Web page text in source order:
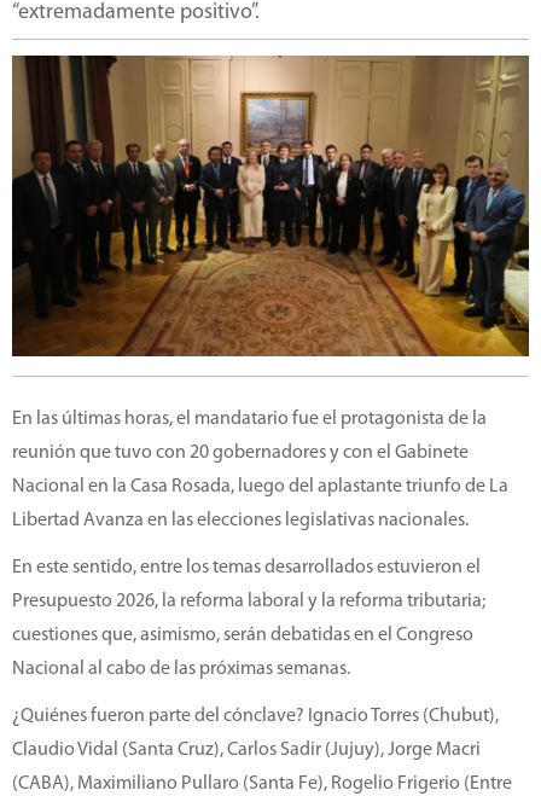
“extremadamente positivo”.
En las últimas horas, el mandatario fue el protagonista de la
reunión que tuvo con 20 gobernadores y con el Gabinete
Nacional en la Casa Rosada, luego del aplastante triunfo de La
Libertad Avanza en las elecciones legislativas nacionales.
En este sentido, entre los temas desarrollados estuvieron el
Presupuesto 2026, la reforma laboral y la reforma tributaria;
cuestiones que, asimismo, serán debatidas en el Congreso
Nacional al cabo de las próximas semanas.
¿Quiénes fueron parte del cónclave? Ignacio Torres (Chubut),
Claudio Vidal (Santa Cruz), Carlos Sadir (Jujuy), Jorge Macri
(CABA), Maximiliano Pullaro (Santa Fe), Rogelio Frigerio (Entre